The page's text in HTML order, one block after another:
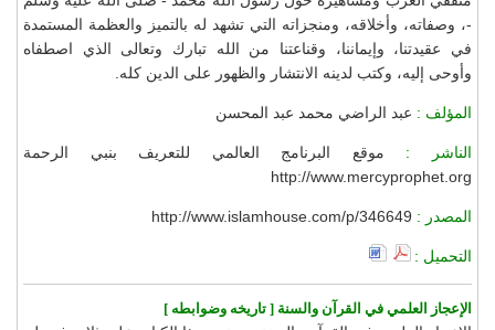
-، وصفاته، وأخلاقه، ومنجزاته التي تشهد له بالتميز والعظمة المستمدة
في عقيدتنا، وإيماننا، وقناعتنا من الله تبارك وتعالى الذي اصطفاه
وأوحى إليه، وكتب لدينه الانتشار والظهور على الدين كله.
المؤلف : عبد الراضي محمد عبد المحسن
الناشر : موقع البرنامج العالمي للتعريف بنبي الرحمة
http://www.mercyprophet.org
المصدر : http://www.islamhouse.com/p/346649
التحميل :
الإعجاز العلمي في القرآن والسنة [ تاريخه وضوابطه ]